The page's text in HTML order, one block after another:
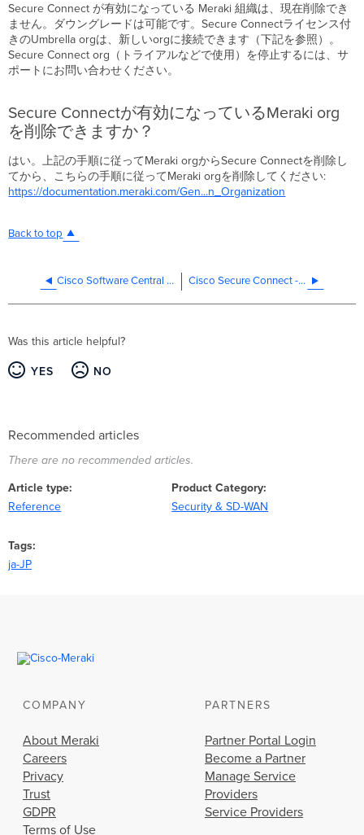
Secure Connect が有効になっている Meraki 組織は、現在削除でき
ません。ダウングレードは可能です。Secure Connectライセンス付
きのUmbrella orgは、新しいorgに接続できます（下記を参照）。
Secure Connect org（トライアルなどで使用）を停止するには、サ
ポートにお問い合わせください。
Secure Connectが有効になっているMeraki org
を削除できますか？
はい。上記の手順に従ってMeraki orgからSecure Connectを削除し
てから、こちらの手順に従ってMeraki orgを削除してください:
https://documentation.meraki.com/Gen...n_Organization
Back to top
Cisco Software Central から Secure Client をダウンロードする Cisco Secure Connect - サイトの接続
Was this article helpful?
YES NO
Recommended articles
There are no recommended articles.
Article type
Reference
Product Category
Security & SD-WAN
Tags
ja-JP
COMPANY
About Meraki
Careers
Privacy
Trust
GDPR
Terms of Use
PARTNERS
Partner Portal Login
Become a Partner
Manage Service
Providers
Service Providers